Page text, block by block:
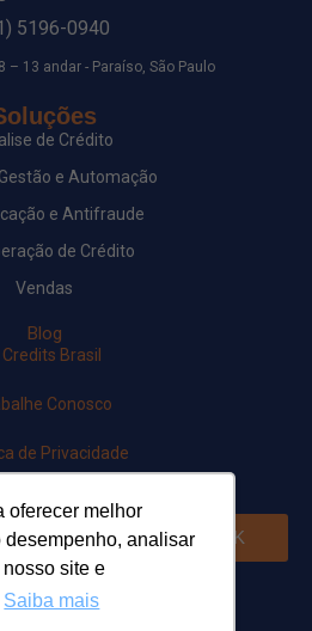
oferecer melhor
analisar
site e
Saiba mais
5196-0940
– 13 andar - Paraíso, São Paulo
de Crédito
e Automação
e Antifraude
de Crédito
Vendas
Blog
Brasil
Conosco
de Privacidade
OK
em nossas redes